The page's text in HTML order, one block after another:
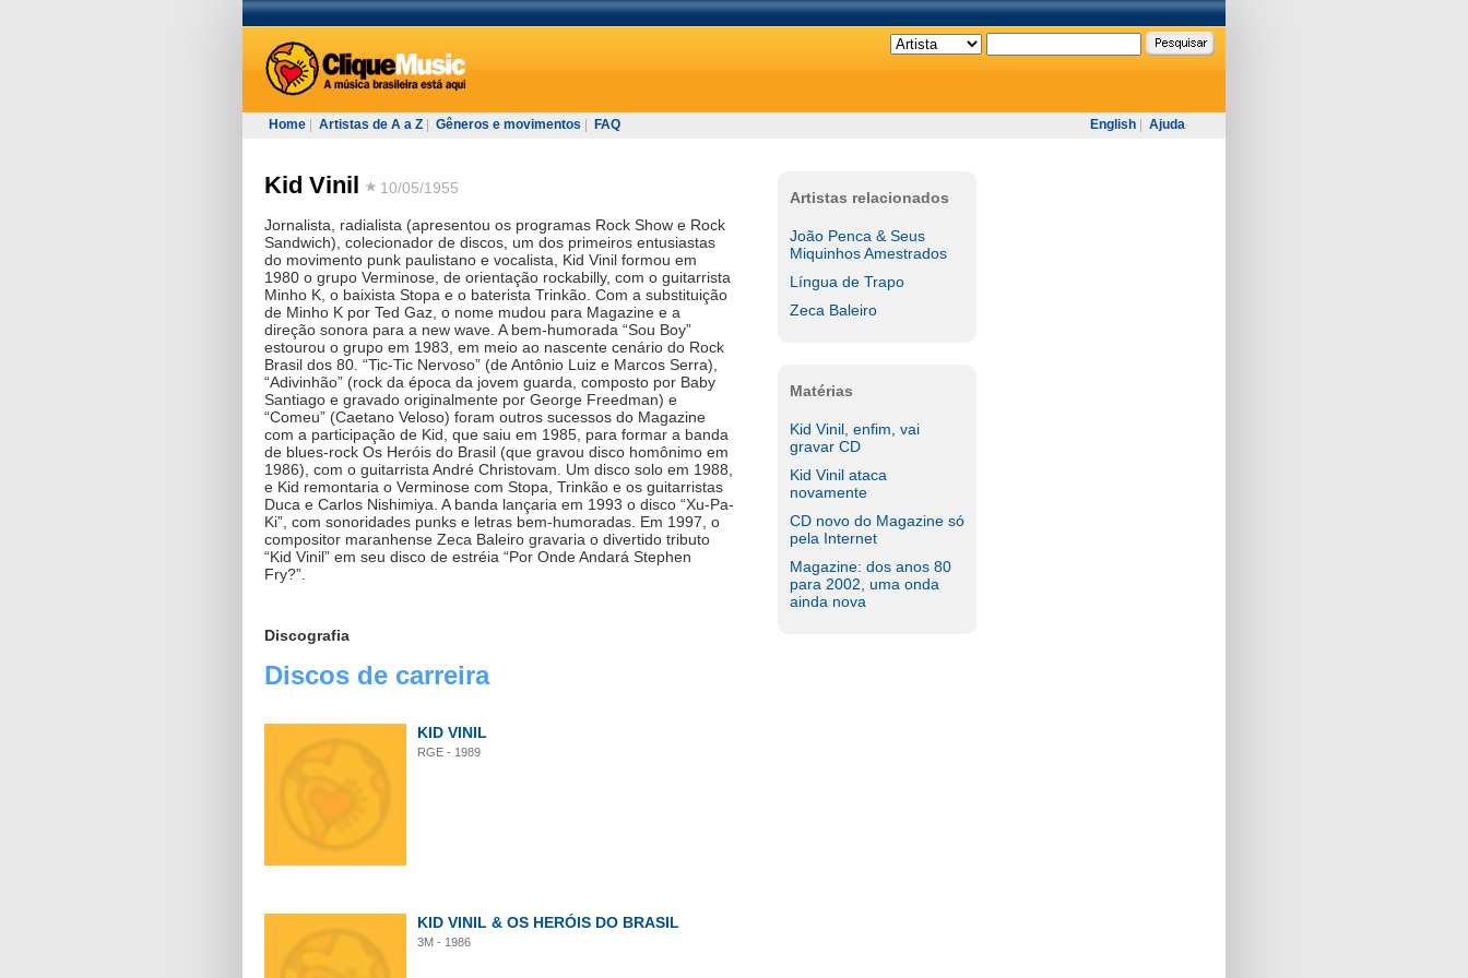
Home Artistas de A a Z Gêneros e movimentos FAQ English Ajuda
Kid Vinil 10/05/1955
Jornalista, radialista (apresentou os programas Rock Show e Rock
Sandwich), colecionador de discos, um dos primeiros entusiastas
do movimento punk paulistano e vocalista, Kid Vinil formou em
1980 o grupo Verminose, de orientação rockabilly, com o guitarrista
Minho K, o baixista Stopa e o baterista Trinkão. Com a substituição
de Minho K por Ted Gaz, o nome mudou para Magazine e a
direção sonora para a new wave. A bem-humorada “Sou Boy”
estourou o grupo em 1983, em meio ao nascente cenário do Rock
Brasil dos 80. “Tic-Tic Nervoso” (de Antônio Luiz e Marcos Serra),
“Adivinhão” (rock da época da jovem guarda, composto por Baby
Santiago e gravado originalmente por George Freedman) e
“Comeu” (Caetano Veloso) foram outros sucessos do Magazine
com a participação de Kid, que saiu em 1985, para formar a banda
de blues-rock Os Heróis do Brasil (que gravou disco homônimo em
1986), com o guitarrista André Christovam. Um disco solo em 1988,
e Kid remontaria o Verminose com Stopa, Trinkão e os guitarristas
Duca e Carlos Nishimiya. A banda lançaria em 1993 o disco “Xu-Pa-
Ki”, com sonoridades punks e letras bem-humoradas. Em 1997, o
compositor maranhense Zeca Baleiro gravaria o divertido tributo
“Kid Vinil” em seu disco de estréia “Por Onde Andará Stephen
Fry?”.
Discografia
Discos de carreira
KID VINIL
RGE - 1989
KID VINIL & OS HERÓIS DO BRASIL
3M - 1986
Artistas relacionados
João Penca & Seus
Miquinhos Amestrados
Língua de Trapo
Zeca Baleiro
Matérias
Kid Vinil, enfim, vai
gravar CD
Kid Vinil ataca
novamente
CD novo do Magazine só
pela Internet
Magazine: dos anos 80
para 2002, uma onda
ainda nova